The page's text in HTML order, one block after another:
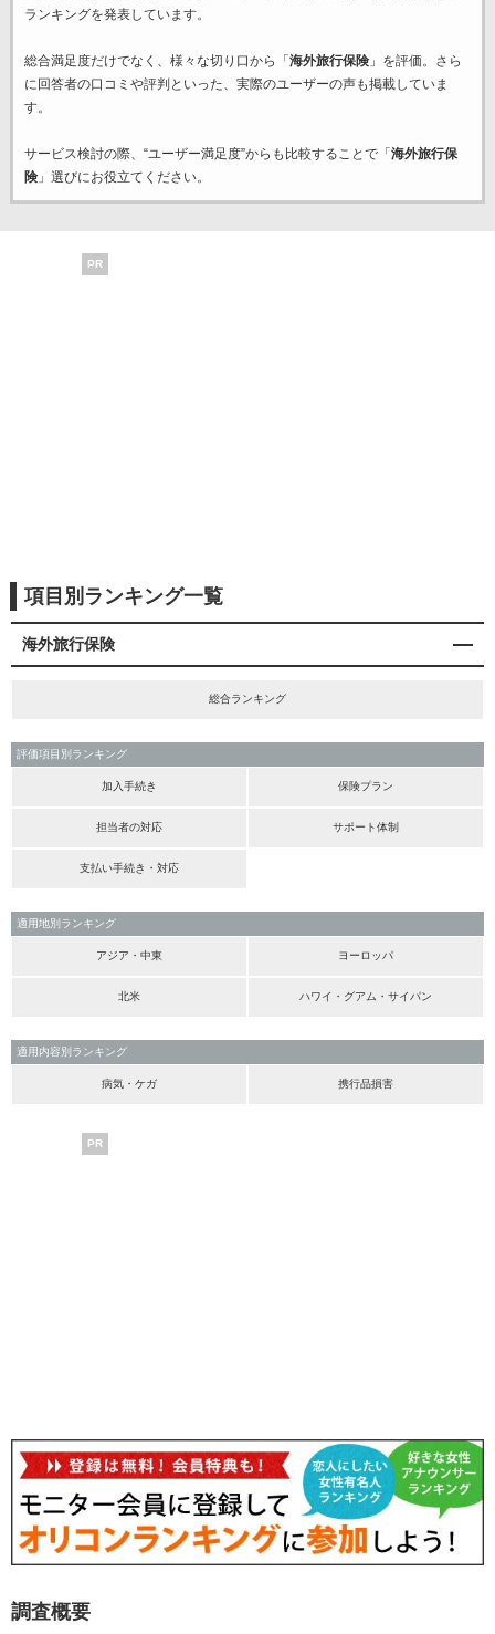
ランキングを発表しています。
総合満足度だけでなく、様々な切り口から「 海外旅行保険」を評価。さら
に回答者の口コミや評判といった、実際のユーザーの声も掲載していま
す。
サービス検討の際、“ユーザー満足度”からも比較することで「 海外旅行保
険」選びにお役立てください。
PR
項目別ランキング一覧
海外旅行保険
総合ランキング
評価項目別ランキング
加入手続き 保険プラン
担当者の対応 サポート体制
支払い手続き・対応
適用地別ランキング
アジア・中東 ヨーロッパ
北米 ハワイ・グアム・サイパン
適用内容別ランキング
病気・ケガ 携行品損害
PR
調査概要